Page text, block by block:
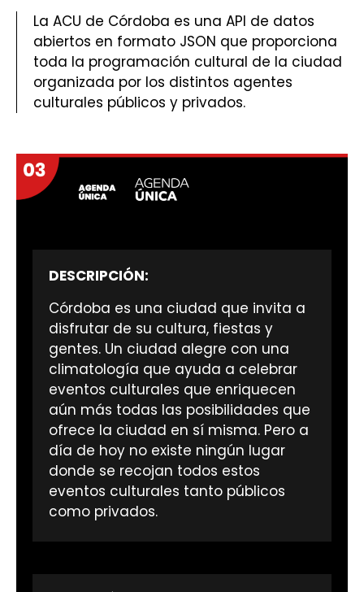
La ACU de Córdoba es una API de datos
abiertos en formato JSON que proporciona
toda la programación cultural de la ciudad
organizada por los distintos agentes
culturales públicos y privados.
DESCRIPCIÓN:
Córdoba es una ciudad que invita a
disfrutar de su cultura, fiestas y
gentes. Un ciudad alegre con una
climatología que ayuda a celebrar
eventos culturales que enriquecen
aún más todas las posibilidades que
ofrece la ciudad en sí misma. Pero a
día de hoy no existe ningún lugar
donde se recojan todos estos
eventos culturales tanto públicos
como privados.